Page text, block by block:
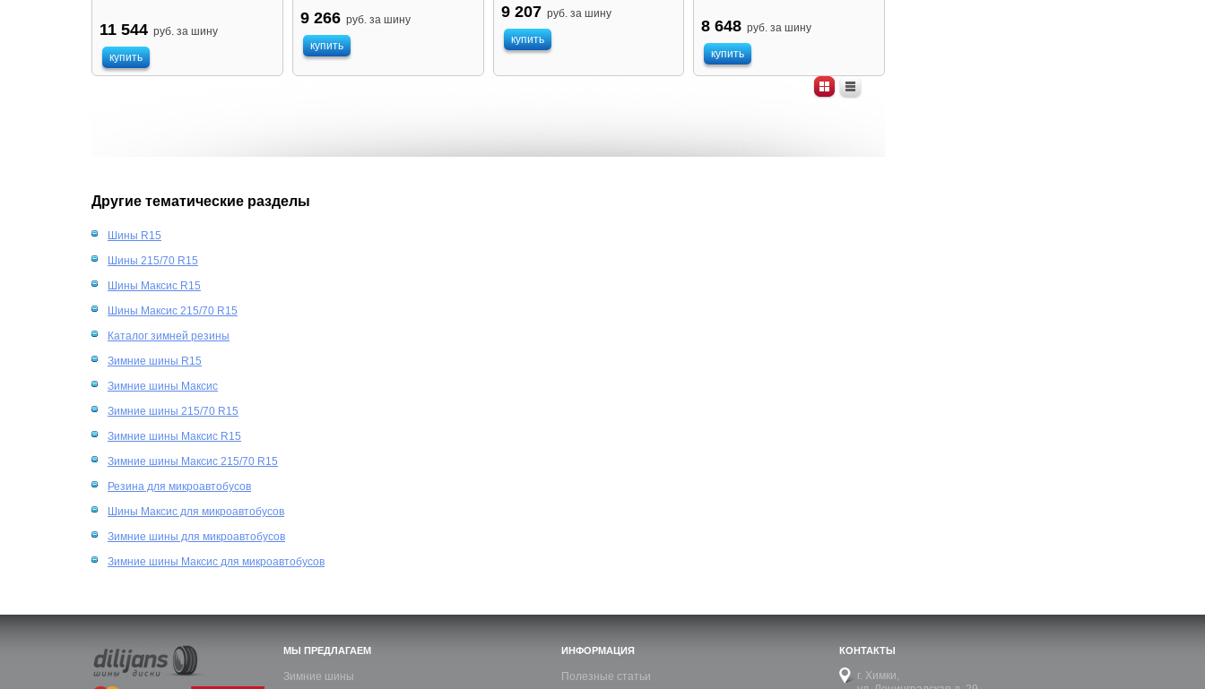
11 544 руб. за шину
купить
9 266 руб. за шину
купить
9 207 руб. за шину
купить
8 648 руб. за шину
купить
Другие тематические разделы
Шины R15
Шины 215/70 R15
Шины Максис R15
Шины Максис 215/70 R15
Каталог зимней резины
Зимние шины R15
Зимние шины Максис
Зимние шины 215/70 R15
Зимние шины Максис R15
Зимние шины Максис 215/70 R15
Резина для микроавтобусов
Шины Максис для микроавтобусов
Зимние шины для микроавтобусов
Зимние шины Максис для микроавтобусов
МЫ ПРЕДЛАГАЕМ
Зимние шины
ИНФОРМАЦИЯ
Полезные статьи
КОНТАКТЫ
г. Химки,